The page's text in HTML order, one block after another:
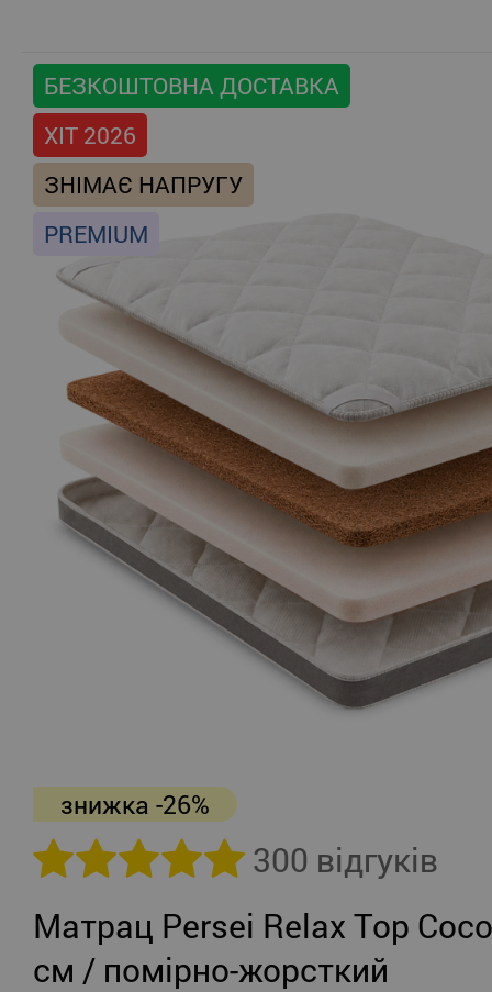
БЕЗКОШТОВНА ДОСТАВКА
ХІТ 2026
ЗНІМАЄ НАПРУГУ
PREMIUM
знижка -26%
300 відгуків
Матрац Persei Relax Top
см / помірно-жорсткий